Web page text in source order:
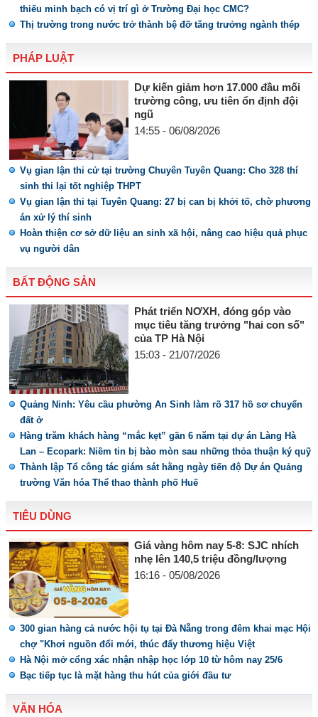
thiếu minh bạch có vị trí gì ở Trường Đại học CMC?
Thị trường trong nước trở thành bệ đỡ tăng trưởng ngành thép
PHÁP LUẬT
Dự kiến giảm hơn 17.000 đầu mối
trường công, ưu tiên ổn định đội
ngũ
14:55 - 06/08/2026
Vụ gian lận thi cử tại trường Chuyên Tuyên Quang: Cho 328 thí
sinh thi lại tốt nghiệp THPT
Vụ gian lận thi tại Tuyên Quang: 27 bị can bị khởi tố, chờ phương
án xử lý thí sinh
Hoàn thiện cơ sở dữ liệu an sinh xã hội, nâng cao hiệu quả phục
vụ người dân
BẤT ĐỘNG SẢN
Phát triển NƠXH, đóng góp vào
mục tiêu tăng trưởng "hai con số"
của TP Hà Nội
15:03 - 21/07/2026
Quảng Ninh: Yêu cầu phường An Sinh làm rõ 317 hồ sơ chuyển
đất ở
Hàng trăm khách hàng “mắc kẹt” gần 6 năm tại dự án Làng Hà
Lan – Ecopark: Niềm tin bị bào mòn sau những thỏa thuận ký quỹ
Thành lập Tổ công tác giám sát hằng ngày tiến độ Dự án Quảng
trường Văn hóa Thể thao thành phố Huế
TIÊU DÙNG
Giá vàng hôm nay 5-8: SJC nhích
nhẹ lên 140,5 triệu đồng/lượng
16:16 - 05/08/2026
300 gian hàng cả nước hội tụ tại Đà Nẵng trong đêm khai mạc Hội
chợ "Khơi nguồn đổi mới, thúc đẩy thương hiệu Việt
Hà Nội mở cổng xác nhận nhập học lớp 10 từ hôm nay 25/6
Bạc tiếp tục là mặt hàng thu hút của giới đầu tư
VĂN HÓA